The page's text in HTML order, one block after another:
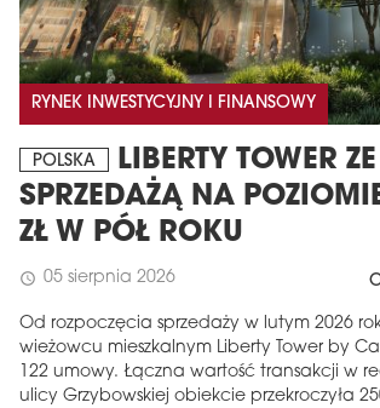
RYNEK INWESTYCYJNY I FINANSOWY
POLSKA
LIBERTY TOWER ZE
SPRZEDAŻĄ NA
ZŁ W PÓŁ ROKU
schedule 05 sierpnia 2026
Od rozpoczęcia sprzedaży w lutym 2026
wieżowcu mieszkalnym Liberty Tower by
122 umowy. Łączna wartość transakcji w
ulicy Grzybowskiej obiekcie przekroczyła